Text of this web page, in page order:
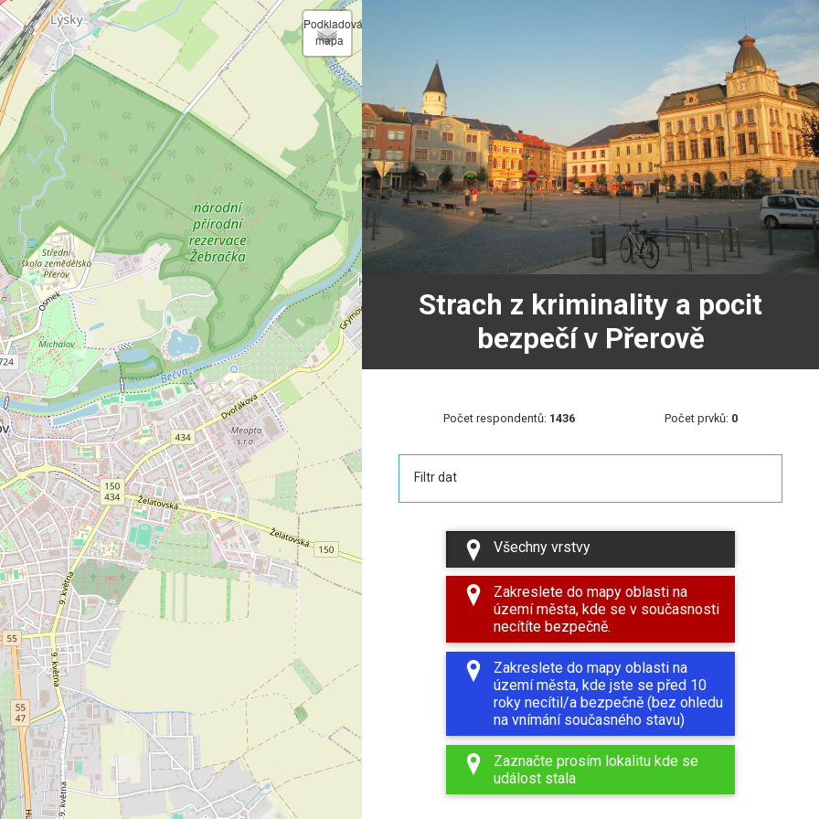
Podkladová
mapa
Strach z kriminality a pocit
bezpečí v Přerově
Počet respondentů: 1436 Počet prvků: 0
Filtr dat
Všechny vrstvy
Zakreslete do mapy oblasti na
území města, kde se v současnosti
necítíte bezpečně.
Zakreslete do mapy oblasti na
území města, kde jste se před 10
roky necítil/a bezpečně (bez ohledu
na vnímání současného stavu)
Zaznačte prosím lokalitu kde se
událost stala